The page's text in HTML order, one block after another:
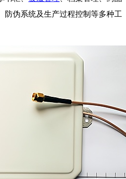
防伪系统及生产过程控制等多种工